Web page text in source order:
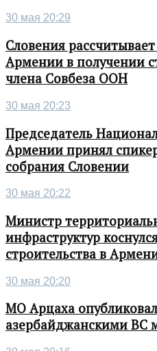
30 мая 20:29
Словения
Армении в получении
члена Совбеза ООН
30 мая 20:23
Председатель
Армении принял
собрания Словении
30 мая 20:22
Министр
инфраструктур
строительства в
30 мая 20:20
МО Арцаха
азербайджанскими ВС